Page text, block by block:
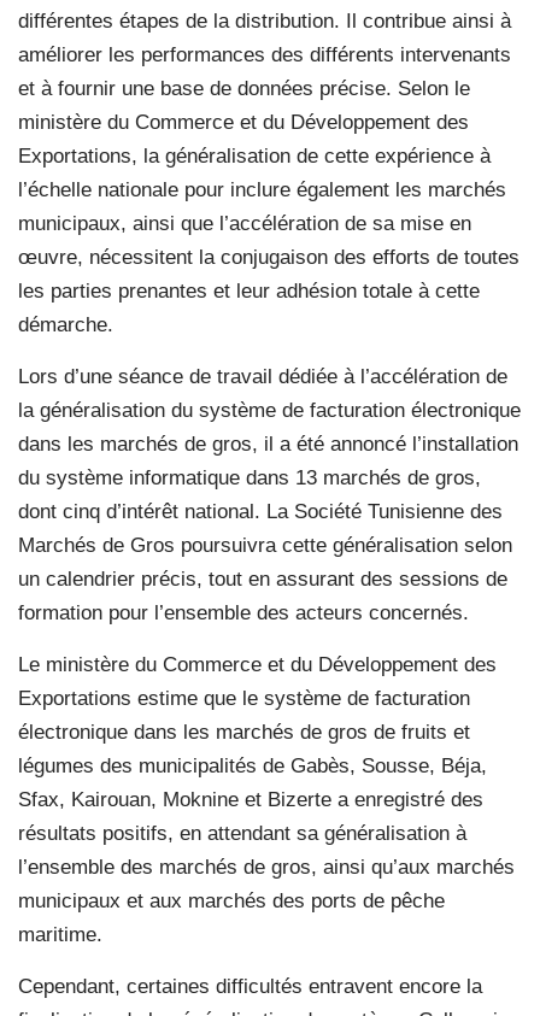
différentes étapes de la distribution. Il contribue ainsi à
améliorer les performances des différents intervenants
et à fournir une base de données précise. Selon le
ministère du Commerce et du Développement des
Exportations, la généralisation de cette expérience à
l’échelle nationale pour inclure également les marchés
municipaux, ainsi que l’accélération de sa mise en
œuvre, nécessitent la conjugaison des efforts de toutes
les parties prenantes et leur adhésion totale à cette
démarche.
Lors d’une séance de travail dédiée à l’accélération de
la généralisation du système de facturation électronique
dans les marchés de gros, il a été annoncé l’installation
du système informatique dans 13 marchés de gros,
dont cinq d’intérêt national. La Société Tunisienne des
Marchés de Gros poursuivra cette généralisation selon
un calendrier précis, tout en assurant des sessions de
formation pour l’ensemble des acteurs concernés.
Le ministère du Commerce et du Développement des
Exportations estime que le système de facturation
électronique dans les marchés de gros de fruits et
légumes des municipalités de Gabès, Sousse, Béja,
Sfax, Kairouan, Moknine et Bizerte a enregistré des
résultats positifs, en attendant sa généralisation à
l’ensemble des marchés de gros, ainsi qu’aux marchés
municipaux et aux marchés des ports de pêche
maritime.
Cependant, certaines difficultés entravent encore la